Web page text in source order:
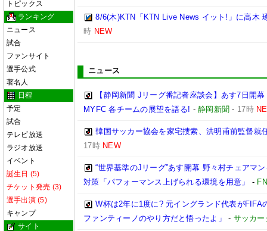
トピックス
ランキング
ニュース
試合
ファンサイト
選手公式
著名人
日程
予定
試合
テレビ放送
ラジオ放送
イベント
誕生日 (5)
チケット発売 (3)
選手出演 (5)
キャンプ
サイト
8/6(木)KTN「KTN Live News イット!」に高木
時 NEW
ニュース
【静岡新聞 Jリーグ番記者座談会】あす7日開
MYFC 各チームの展望を語る! -静岡新聞 - 17時
韓国サッカー協会を家宅捜索、洪明甫前監督就
17時 NEW
“世界基準のJリーグ”あす開幕 野々村チェアマ
対策「パフォーマンス上げられる環境を用意」
-
W杯は2年に1度に? 元イングランド代表が
ファンティーノのやり方だと悟ったよ」
- サッカ